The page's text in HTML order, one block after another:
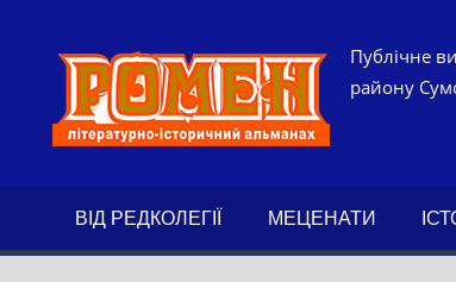
Публічне
району
ВІД РЕДКОЛЕГІЇ МЕЦЕНАТИ